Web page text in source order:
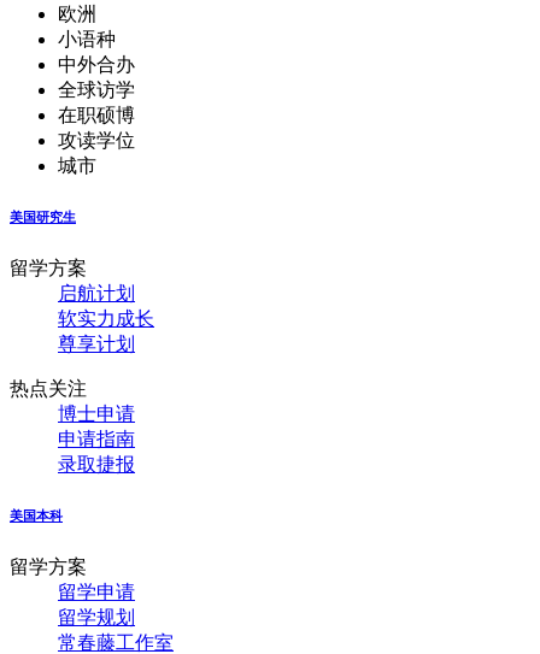
欧洲
小语种
中外合办
全球访学
在职硕博
攻读学位
城市
美国研究生
留学方案
启航计划
软实力成长
尊享计划
热点关注
博士申请
申请指南
录取捷报
美国本科
留学方案
留学申请
留学规划
常春藤工作室